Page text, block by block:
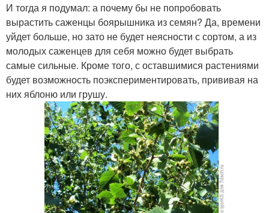
И тогда я подумал: а почему бы не попробовать
вырастить саженцы боярышника из семян? Да, времени
уйдет больше, но зато не будет неясности с сортом, а из
молодых саженцев для себя можно будет выбрать
самые сильные. Кроме того, с оставшимися растениями
будет возможность поэкспериментировать, прививая на
них яблоню или грушу.